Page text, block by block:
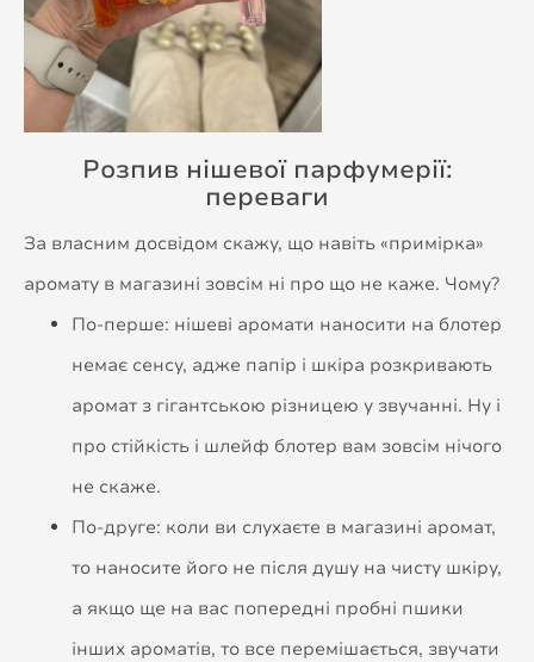
️Розпив нішевої парфумерії:
переваги
За власним досвідом скажу, що навіть «примірка»
аромату в магазині зовсім ні про що не каже. Чому?
По-перше: нішеві аромати наносити на блотер
немає сенсу, адже папір і шкіра розкривають
аромат з гігантською різницею у звучанні. Ну і
про стійкість і шлейф блотер вам зовсім нічого
не скаже.
По-друге: коли ви слухаєте в магазині аромат,
то наносите його не після душу на чисту шкіру,
а якщо ще на вас попередні пробні пшики
інших ароматів, то все перемішається, звучати